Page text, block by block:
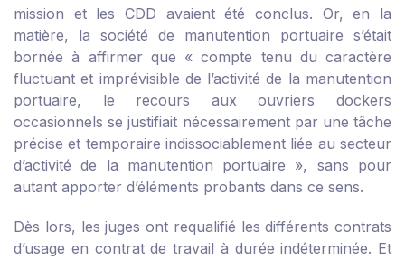
mission et les CDD avaient été conclus. Or, en la
matière, la société de manutention portuaire s’était
bornée à affirmer que « compte tenu du caractère
fluctuant et imprévisible de l’activité de la manutention
portuaire, le recours aux ouvriers dockers
occasionnels se justifiait nécessairement par une tâche
précise et temporaire indissociablement liée au secteur
d’activité de la manutention portuaire », sans pour
autant apporter d’éléments probants dans ce sens.
Dès lors, les juges ont requalifié les différents contrats
d’usage en contrat de travail à durée indéterminée. Et